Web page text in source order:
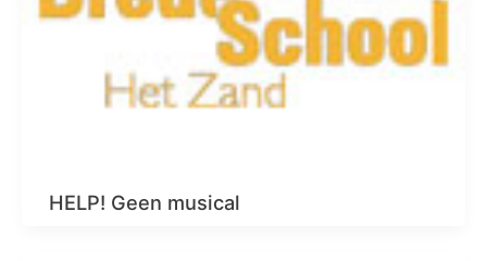
HELP! Geen musical